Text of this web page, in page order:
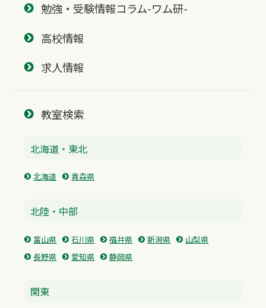
勉強・受験情報コラム-ワム研-
高校情報
求人情報
教室検索
北海道・東北
北海道 青森県
北陸・中部
富山県 石川県 福井県 新潟県
山梨県
長野県
愛知県 静岡県
関東